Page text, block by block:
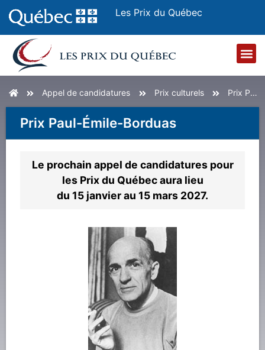
Les Prix du Québec
Appel de candidatures Prix culturels Prix Paul-Émile-Borduas
Prix Paul-Émile-Borduas
Le prochain appel de candidatures pour
les Prix du Québec aura lieu
du 15 janvier au 15 mars 2027.